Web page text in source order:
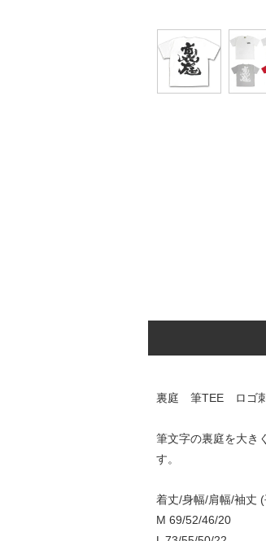
裏庭 筆TEE ロゴ
筆文字の裏庭を大き
す。
着丈/身幅/肩幅/袖丈
M 69/52/46/20